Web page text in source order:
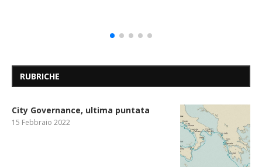
RUBRICHE
City Governance, ultima puntata
15 Febbraio 2022